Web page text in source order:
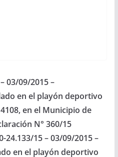
03/09/2015 –
en el playón deportivo
en el Municipio de
N° 360/15
24.133/15 – 03/09/2015 –
en el playón deportivo